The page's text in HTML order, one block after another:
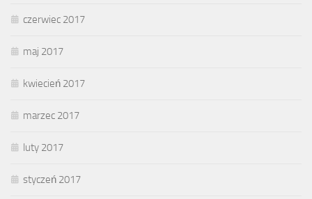
czerwiec 2017
maj 2017
kwiecień 2017
marzec 2017
luty 2017
styczeń 2017